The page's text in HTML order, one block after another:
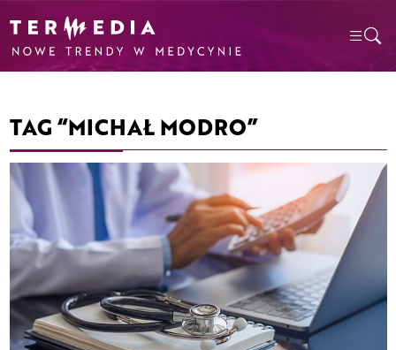
TAG “MICHAŁ MODRO”